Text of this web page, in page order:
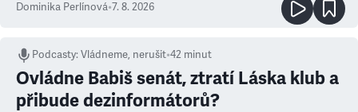
Dominika Perlínová•7. 8. 2026
Podcasty:Vládneme, nerušit•42 minut
Ovládne Babiš senát, ztratí Láska klub a
přibude dezinformátorů?